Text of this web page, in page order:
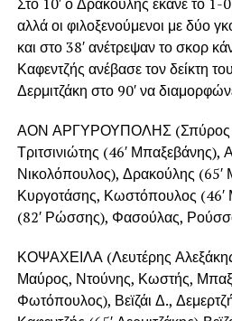
αλλά οι φιλοξενούμενοι με δύο
και στο 38′ ανέτρεψαν το σκορ
Καφεντζής ανέβασε τον δείκτη
Δερμιτζάκη στο 90′ να
ΑΟΝ ΑΡΓΥΡΟΥΠΟΛΗΣ (Σπύρος
Τριτσινιώτης (46′ Μπαξεβάνης),
Νικολόπουλος), Δρακούλης (65′
Κυργοτάσης, Κωστόπουλος (46′
(82′ Ρώσσης), Φασούλας,
ΚΟΨΑΧΕΙΛΑ (Λευτέρης
Μαύρος, Ντούνης, Κωστής,
Φωτόπουλος), Βεϊζάι Δ.,